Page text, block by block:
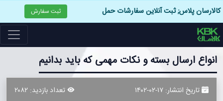
کالارسان پلاس; ثبت آنلاین سفارشات حمل ثبت سفارش
انواع ارسال بسته و نکات مهمی که باید بدانیم
تاریخ انتشار: ۱۷-۰۲-۱۴۰۲ تعداد بازدید: ۲۰۸۲